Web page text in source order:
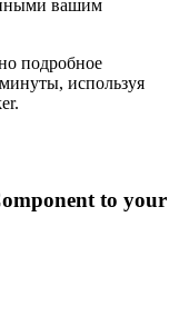
вашим
подробное
используя
to your